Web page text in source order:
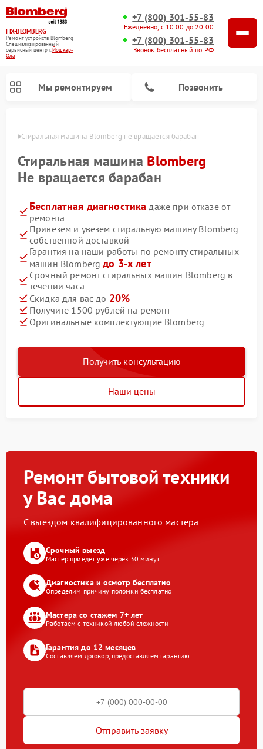
FIX-BLOMBERG
Ремонт устройств Blomberg
Специализированный
cервисный центр г.Йошкар-
Ола
+7 (800) 301-55-83
Ежедневно, с 10:00 до 20:00
+7 (800) 301-55-83
Звонок бесплатный по РФ
Мы ремонтируем Позвонить
Стиральная машина Blomberg не вращается барабан
Стиральная машина Blomberg
Не вращается барабан
Бесплатная диагностика даже при отказе от
ремонта
Привезем и увезем стиральную машину Blomberg
собственной доставкой
Гарантия на наши работы по ремонту стиральных
машин Blombergдо 3-х лет
Срочный ремонт стиральных машин Blomberg в
течении часа
Скидка для вас до 20%
Получите 1500 рублей на ремонт
Оригинальные комплектующие Blomberg
Получить консультацию
Наши цены
Ремонт бытовой техники
у Вас дома
С выездом квалифицированного мастера
Срочный выезд
Мастер приедет уже через 30 минут
Диагностика и осмотр бесплатно
Определим причину поломки бесплатно
Мастера со стажем 7+ лет
Работаем с техникой любой сложности
Гарантия до 12 месяцев
Составляем договор, предоставляем гарантию
Отправить заявку